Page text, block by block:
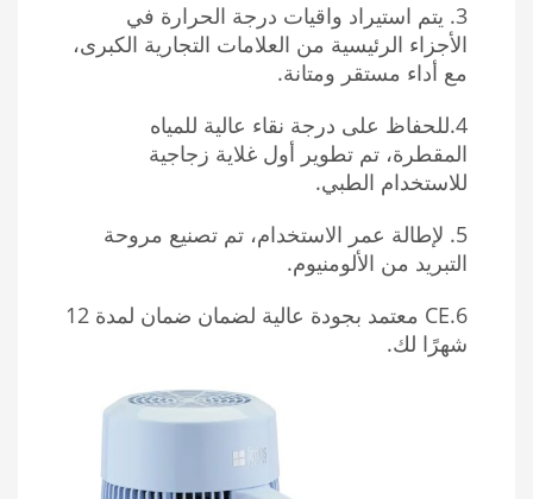
3. يتم استيراد واقيات درجة الحرارة في
الأجزاء الرئيسية من العلامات التجارية الكبرى،
مع أداء مستقر ومتانة.
4.للحفاظ على درجة نقاء عالية للمياه
المقطرة، تم تطوير أول غلاية زجاجية
للاستخدام الطبي.
5. لإطالة عمر الاستخدام، تم تصنيع مروحة
التبريد من الألومنيوم.
6.CE معتمد بجودة عالية لضمان ضمان لمدة 12
شهرًا لك.